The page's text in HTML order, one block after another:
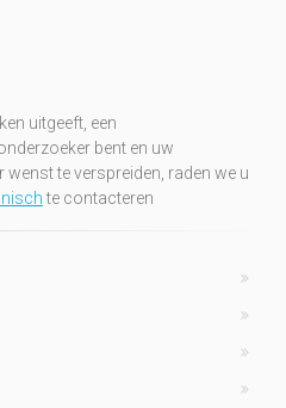
uitgeeft, een
bent en uw
te verspreiden, raden we u
te contacteren